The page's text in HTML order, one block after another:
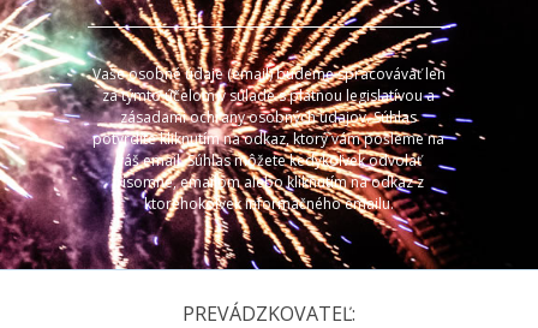
Vaše osobné údaje (email) budeme spracovávať len
za týmto účelom v súlade s platnou legislatívou a
zásadami ochrany osobných údajov. Súhlas
potvrdíte kliknutím na odkaz, ktorý vám pošleme na
váš email. Súhlas môžete kedykoľvek odvolať
písomne, emailom alebo kliknutím na odkaz z
ktoréhokoľvek informačného emailu.
PREVÁDZKOVATEĽ: